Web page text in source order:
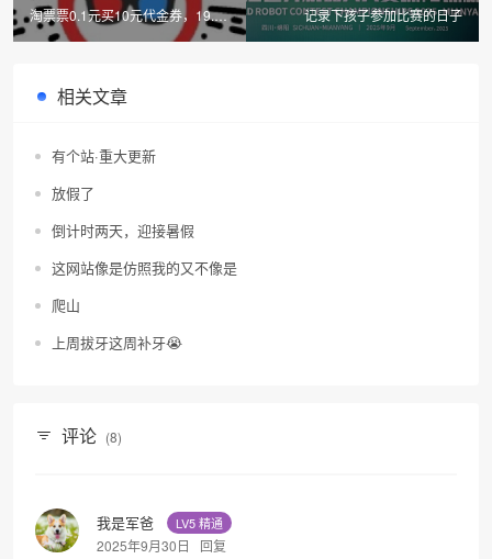
淘票票0.1元买10元代金券，19.9
就可以看一部电影！
记录下孩子参加比赛的日子
相关文章
有个站·重大更新
放假了
倒计时两天，迎接暑假
这网站像是仿照我的又不像是
爬山
上周拔牙这周补牙😭
评论 (8)
我是军爸 LV5 精通
2025年9月30日 回复